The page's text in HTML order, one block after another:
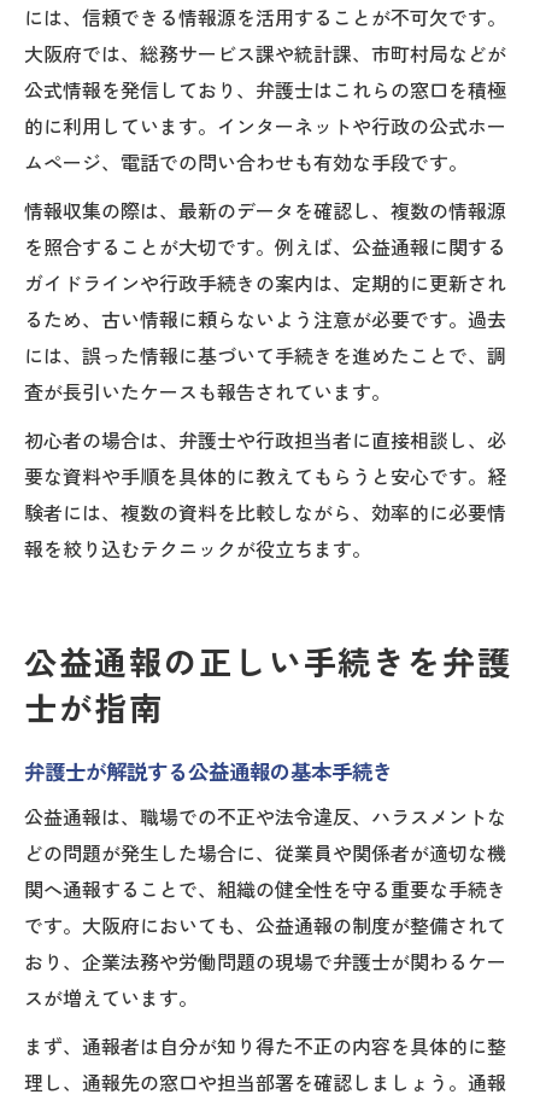
には、信頼できる情報源を活用することが不可欠です。
大阪府では、総務サービス課や統計課、市町村局などが
公式情報を発信しており、弁護士はこれらの窓口を積極
的に利用しています。インターネットや行政の公式ホー
ムページ、電話での問い合わせも有効な手段です。
情報収集の際は、最新のデータを確認し、複数の情報源
を照合することが大切です。例えば、公益通報に関する
ガイドラインや行政手続きの案内は、定期的に更新され
るため、古い情報に頼らないよう注意が必要です。過去
には、誤った情報に基づいて手続きを進めたことで、調
査が長引いたケースも報告されています。
初心者の場合は、弁護士や行政担当者に直接相談し、必
要な資料や手順を具体的に教えてもらうと安心です。経
験者には、複数の資料を比較しながら、効率的に必要情
報を絞り込むテクニックが役立ちます。
公益通報の正しい手続きを弁護
士が指南
弁護士が解説する公益通報の基本手続き
公益通報は、職場での不正や法令違反、ハラスメントな
どの問題が発生した場合に、従業員や関係者が適切な機
関へ通報することで、組織の健全性を守る重要な手続き
です。大阪府においても、公益通報の制度が整備されて
おり、企業法務や労働問題の現場で弁護士が関わるケー
スが増えています。
まず、通報者は自分が知り得た不正の内容を具体的に整
理し、通報先の窓口や担当部署を確認しましょう。通報